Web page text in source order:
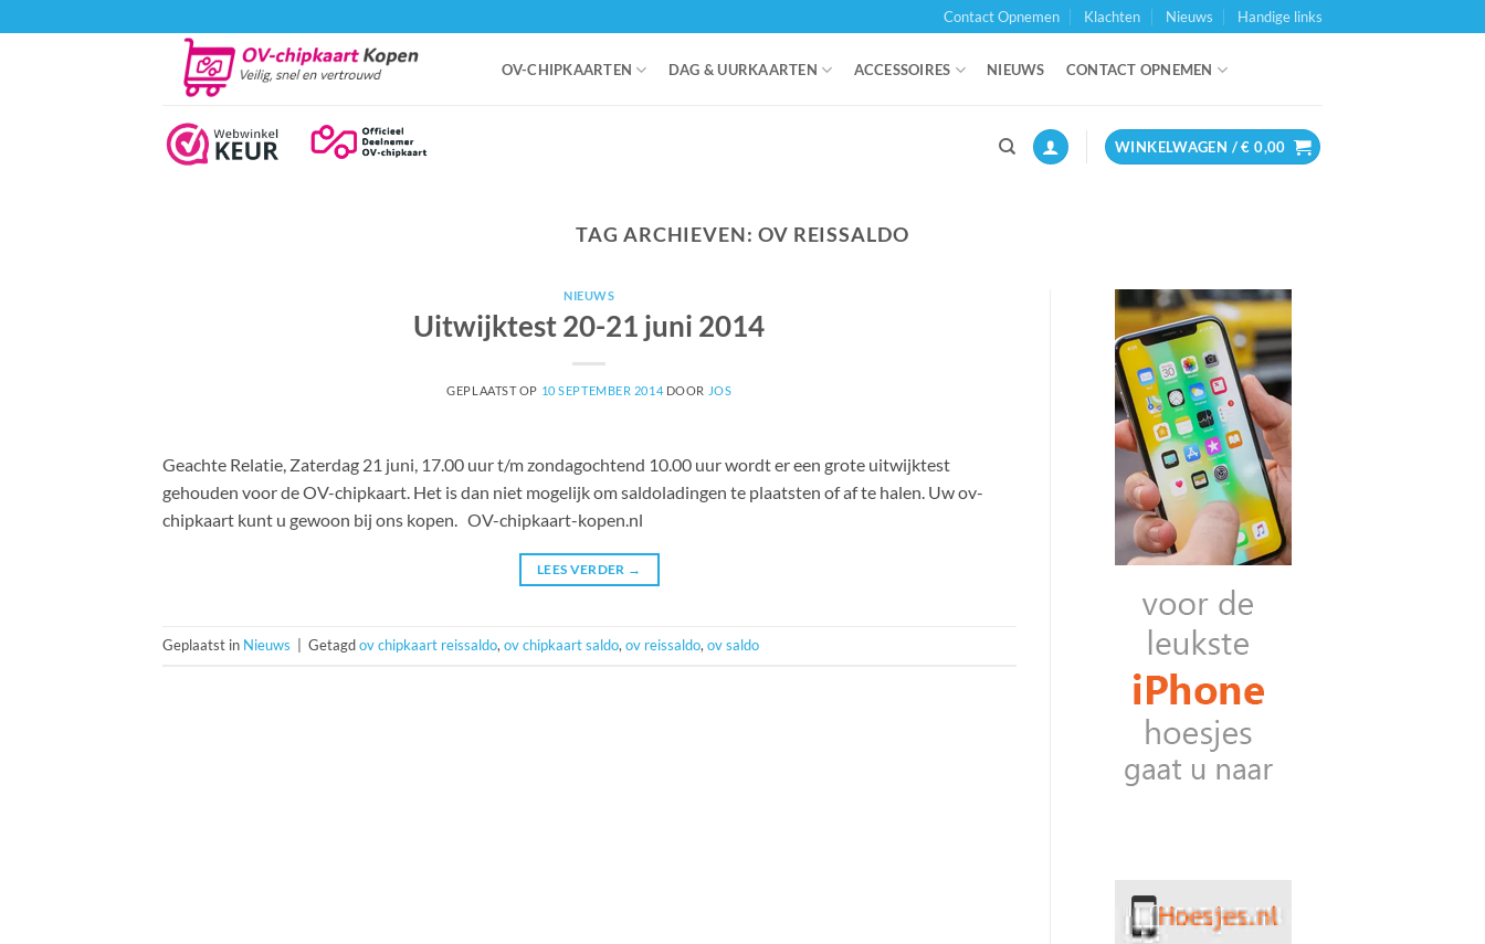
naar
Contact Opnemen Klachten Nieuws Handige links
OV-CHIPKAARTEN DAG & UURKAARTEN ACCESSOIRES NIEUWS CONTACT OPNEMEN
WINKELWAGEN /€ 0,00
TAG ARCHIEVEN: OV REISSALDO
NIEUWS
Uitwijktest 20-21 juni 2014
GEPLAATST OP 10 SEPTEMBER 2014 DOOR JOS
Geachte Relatie, Zaterdag 21 juni, 17.00 uur t/m zondagochtend 10.00 uur wordt er een grote uitwijktest
gehouden voor de OV-chipkaart. Het is dan niet mogelijk om saldoladingen te plaatsten of af te halen. Uw ov-
chipkaart kunt u gewoon bij ons kopen. OV-chipkaart-kopen.nl
LEES VERDER →
Geplaatst in Nieuws Getagdov chipkaart reissaldo,ov chipkaart saldo,ov reissaldo,ov saldo